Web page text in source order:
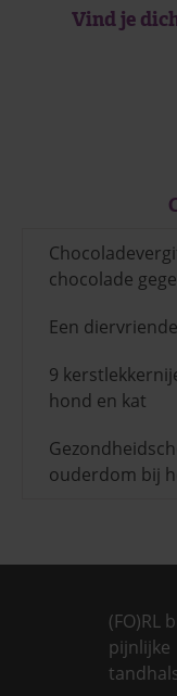
Vind je
chocolade
Een
9
hond en kat
ouderdom bij
(FO)RL
pijnlijke